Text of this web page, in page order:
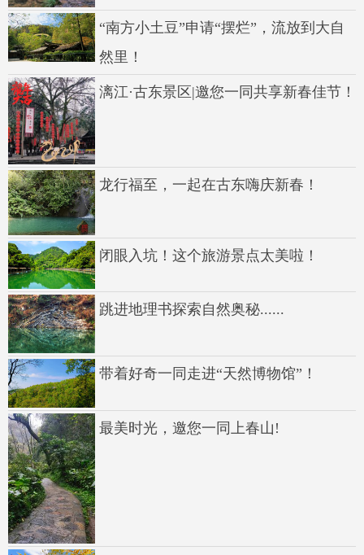
“南方小土豆”申请“摆烂”，流放到大自
然里！
漓江·古东景区|邀您一同共享新春佳节！
龙行福至，一起在古东嗨庆新春！
闭眼入坑！这个旅游景点太美啦！
跳进地理书探索自然奥秘......
带着好奇一同走进“天然博物馆”！
最美时光，邀您一同上春山!